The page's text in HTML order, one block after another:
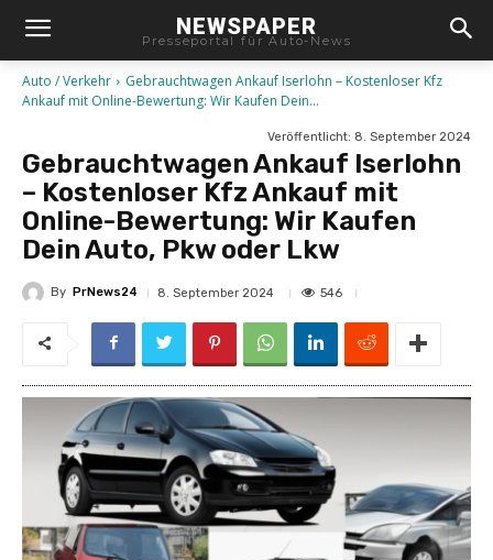
NEWSPAPER
Presseportal für Auto-News
Auto / Verkehr
Gebrauchtwagen Ankauf Iserlohn – Kostenloser Kfz
Ankauf mit Online-Bewertung: Wir Kaufen Dein...
Veröffentlicht: 8. September 2024
Gebrauchtwagen Ankauf Iserlohn
– Kostenloser Kfz Ankauf mit
Online-Bewertung: Wir Kaufen
Dein Auto, Pkw oder Lkw
By PrNews24 8. September 2024 546